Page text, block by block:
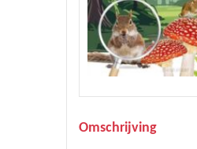
Omschrijving